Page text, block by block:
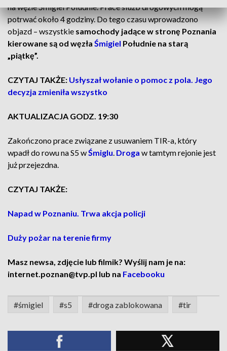
na węźle Śmigiel Południe. Prace służb drogowych mogą
potrwać około 4 godziny. Do tego czasu wprowadzono
objazd – wszystkie samochody jadące w stronę Poznania
kierowane są od węzła Śmigiel Południe na starą
„piątkę”.
CZYTAJ TAKŻE: Usłyszał wołanie o pomoc z pola. Jego
decyzja zmieniła wszystko
AKTUALIZACJA GODZ. 19:30
Zakończono prace związane z usuwaniem TIR-a, który
wpadł do rowu na S5 wŚmiglu. Droga w tamtym rejonie jest
już przejezdna.
CZYTAJ TAKŻE:
Napad w Poznaniu. Trwa akcja policji
Duży pożar na terenie firmy
Masz newsa, zdjęcie lub filmik? Wyślij nam je na:
internet.poznan@tvp.pl lub na Facebooku
#śmigiel #s5 #droga zablokowana #tir